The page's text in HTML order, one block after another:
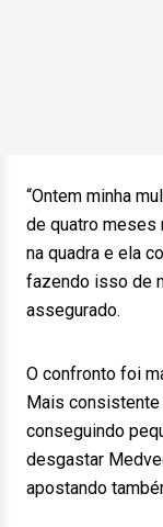
“Ontem minha
de quatro meses
na quadra e ela
fazendo isso de
assegurado.
O confronto foi
Mais
conseguindo
desgastar
apostando